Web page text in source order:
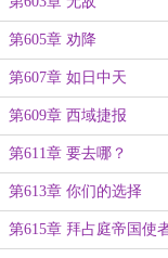
第605章 劝降
第607章 如日中天
第609章 西域捷报
第611章 要去哪？
第613章 你们的选择
第615章 拜占庭帝国使